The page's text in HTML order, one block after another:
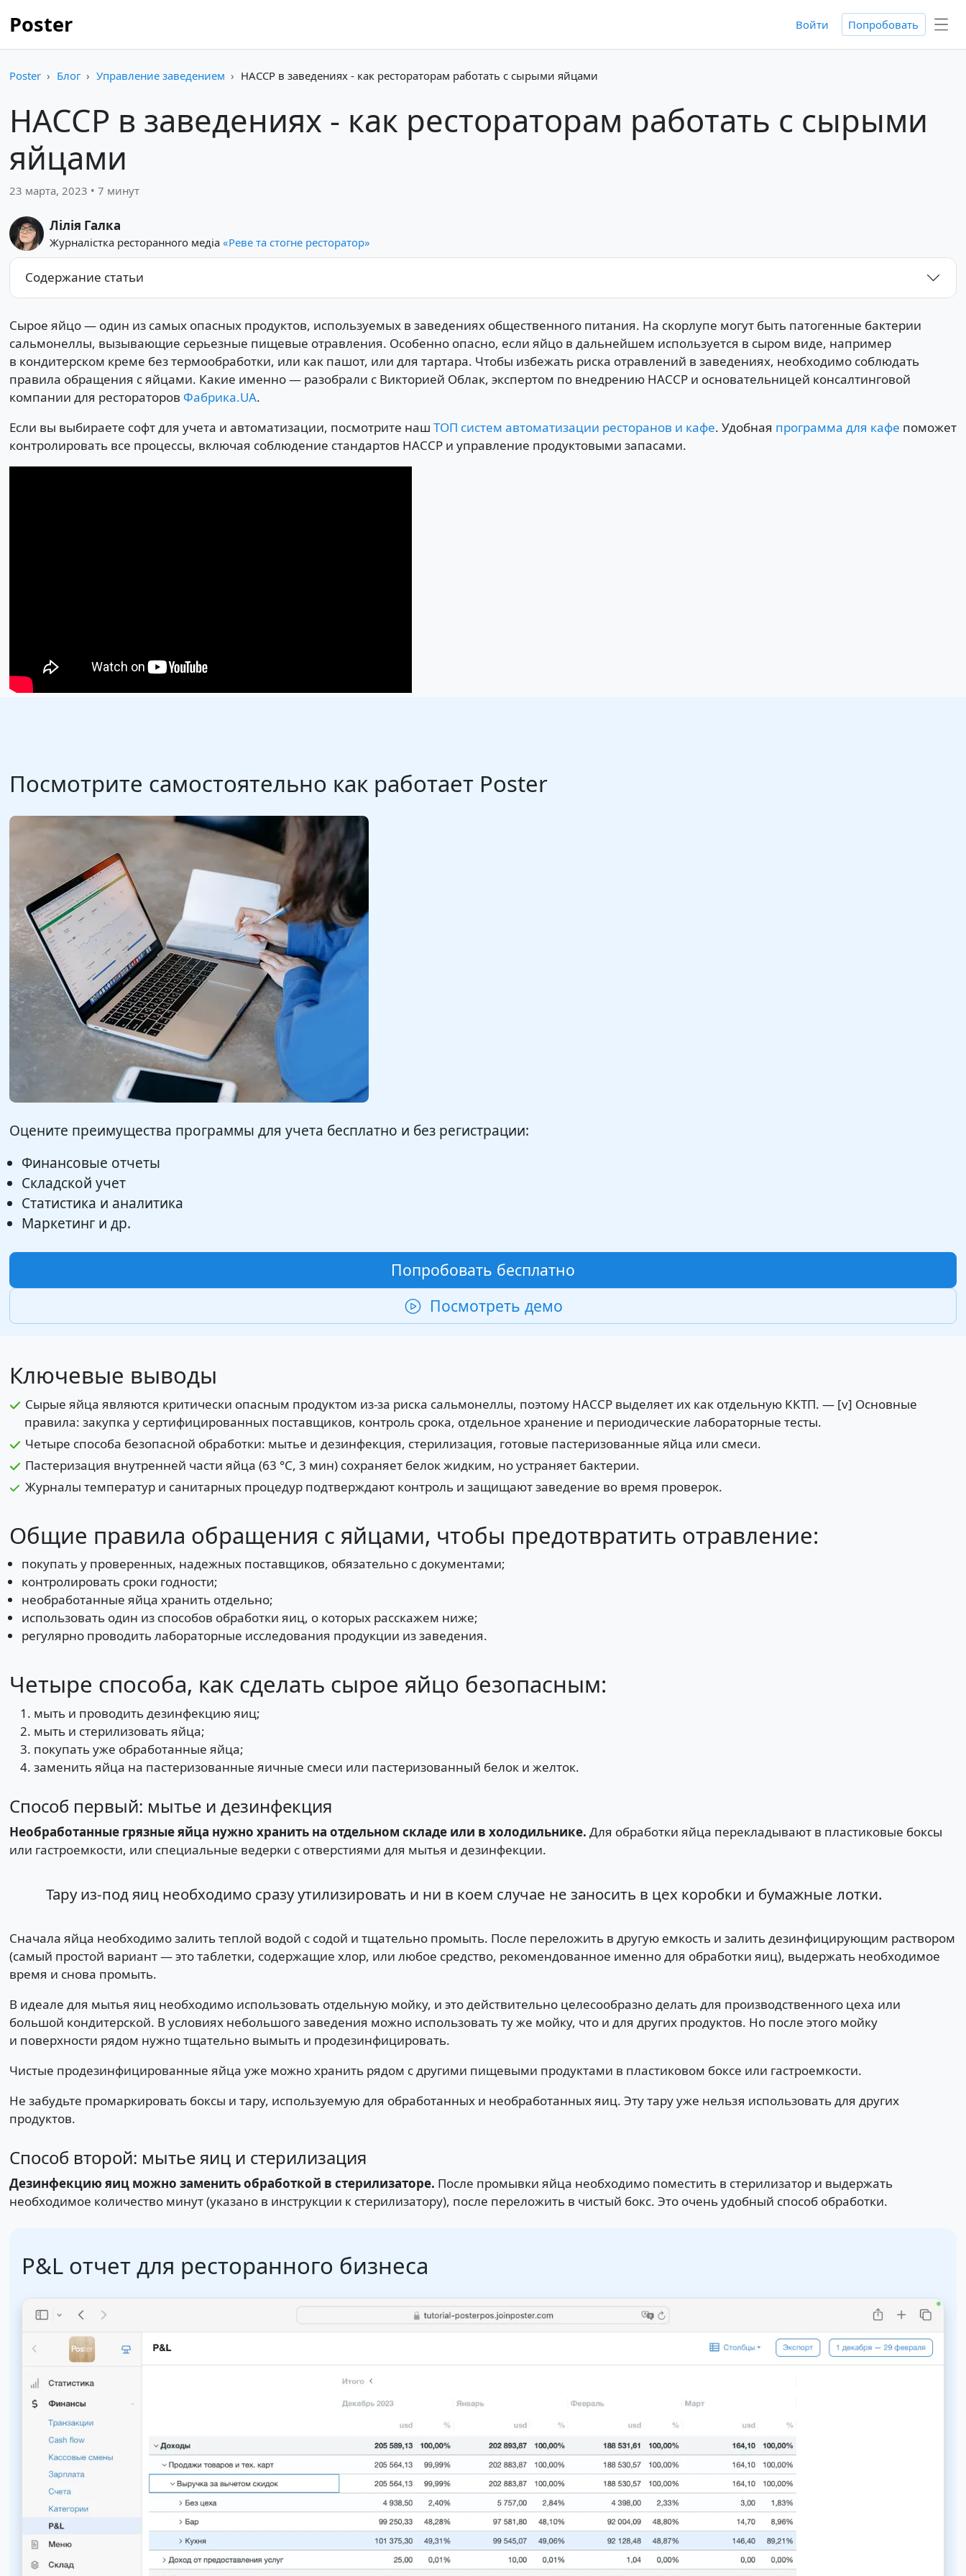
Poster Войти Попробовать
Poster Блог Управление заведением HACCP в заведениях - как рестораторам работать с сырыми яйцами
HACCP в заведениях - как рестораторам работать с сырыми
яйцами
23 марта, 2023 • 7 минут
Лілія Галка
Журналістка ресторанного медіа«Реве та стогне ресторатор»
Содержание статьи
Сырое яйцо — один из самых опасных продуктов, используемых в заведениях общественного питания. На скорлупе могут быть патогенные бактерии
сальмонеллы, вызывающие серьезные пищевые отравления. Особенно опасно, если яйцо в дальнейшем используется в сыром виде, например
в кондитерском креме без термообработки, или как пашот, или для тартара. Чтобы избежать риска отравлений в заведениях, необходимо соблюдать
правила обращения с яйцами. Какие именно — разобрали с Викторией Облак, экспертом по внедрению HACCP и основательницей консалтинговой
компании для рестораторов Фабрика.UA.
Если вы выбираете софт для учета и автоматизации, посмотрите наш ТОП систем автоматизации ресторанов и кафе. Удобная программа для кафе поможет
контролировать все процессы, включая соблюдение стандартов HACCP и управление продуктовыми запасами.
Посмотрите самостоятельно как работает Poster
Оцените преимущества программы для учета бесплатно и без регистрации:
Финансовые отчеты
Складской учет
Статистика и аналитика
Маркетинг и др.
Попробовать бесплатно
Посмотреть демо
Ключевые выводы
Сырые яйца являются критически опасным продуктом из-за риска сальмонеллы, поэтому HACCP выделяет их как отдельную ККТП. — [v] Основные
правила: закупка у сертифицированных поставщиков, контроль срока, отдельное хранение и периодические лабораторные тесты.
Четыре способа безопасной обработки: мытье и дезинфекция, стерилизация, готовые пастеризованные яйца или смеси.
Пастеризация внутренней части яйца (63 °C, 3 мин) сохраняет белок жидким, но устраняет бактерии.
Журналы температур и санитарных процедур подтверждают контроль и защищают заведение во время проверок.
Общие правила обращения с яйцами, чтобы предотвратить отравление:
покупать у проверенных, надежных поставщиков, обязательно с документами;
контролировать сроки годности;
необработанные яйца хранить отдельно;
использовать один из способов обработки яиц, о которых расскажем ниже;
регулярно проводить лабораторные исследования продукции из заведения.
Четыре способа, как сделать сырое яйцо безопасным:
мыть и проводить дезинфекцию яиц;
мыть и стерилизовать яйца;
покупать уже обработанные яйца;
заменить яйца на пастеризованные яичные смеси или пастеризованный белок и желток.
Способ первый: мытье и дезинфекция
Необработанные грязные яйца нужно хранить на отдельном складе или в холодильнике. Для обработки яйца перекладывают в пластиковые боксы
или гастроемкости, или специальные ведерки с отверстиями для мытья и дезинфекции.
Тару из-под яиц необходимо сразу утилизировать и ни в коем случае не заносить в цех коробки и бумажные лотки.
Сначала яйца необходимо залить теплой водой с содой и тщательно промыть. После переложить в другую емкость и залить дезинфицирующим раствором
(самый простой вариант — это таблетки, содержащие хлор, или любое средство, рекомендованное именно для обработки яиц), выдержать необходимое
время и снова промыть.
В идеале для мытья яиц необходимо использовать отдельную мойку, и это действительно целесообразно делать для производственного цеха или
большой кондитерской. В условиях небольшого заведения можно использовать ту же мойку, что и для других продуктов. Но после этого мойку
и поверхности рядом нужно тщательно вымыть и продезинфицировать.
Чистые продезинфицированные яйца уже можно хранить рядом с другими пищевыми продуктами в пластиковом боксе или гастроемкости.
Не забудьте промаркировать боксы и тару, используемую для обработанных и необработанных яиц. Эту тару уже нельзя использовать для других
продуктов.
Способ второй: мытье яиц и стерилизация
Дезинфекцию яиц можно заменить обработкой в стерилизаторе. После промывки яйца необходимо поместить в стерилизатор и выдержать
необходимое количество минут (указано в инструкции к стерилизатору), после переложить в чистый бокс. Это очень удобный способ обработки.
P&L отчет для ресторанного бизнеса